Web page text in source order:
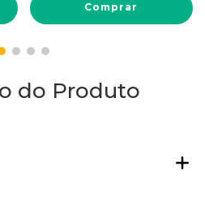
Comprar
do Produto